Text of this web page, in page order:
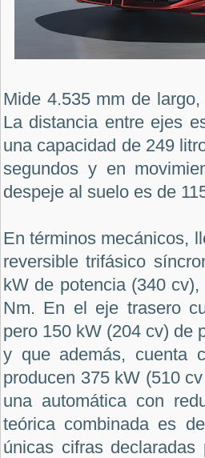
Mide 4.535 mm de
La distancia entre ejes
una capacidad de 249
segundos y en
despeje al suelo es de
En términos mecánicos,
reversible trifásico
kW de potencia (340
Nm. En el eje trasero
pero 150 kW (204 cv) de
y que además, cuenta
producen 375 kW (510
una automática con
teórica combinada es
únicas cifras